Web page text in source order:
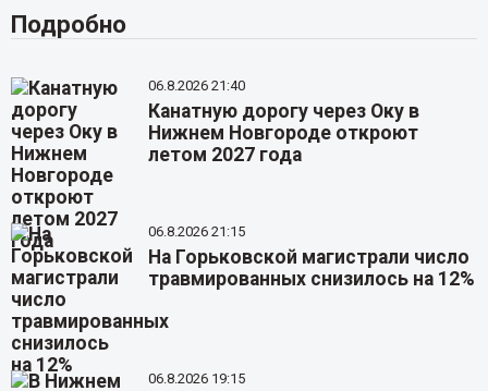
Подробно
06.8.2026 21:40
Канатную дорогу через Оку в
Нижнем Новгороде откроют
летом 2027 года
06.8.2026 21:15
На Горьковской магистрали число
травмированных снизилось на 12%
06.8.2026 19:15